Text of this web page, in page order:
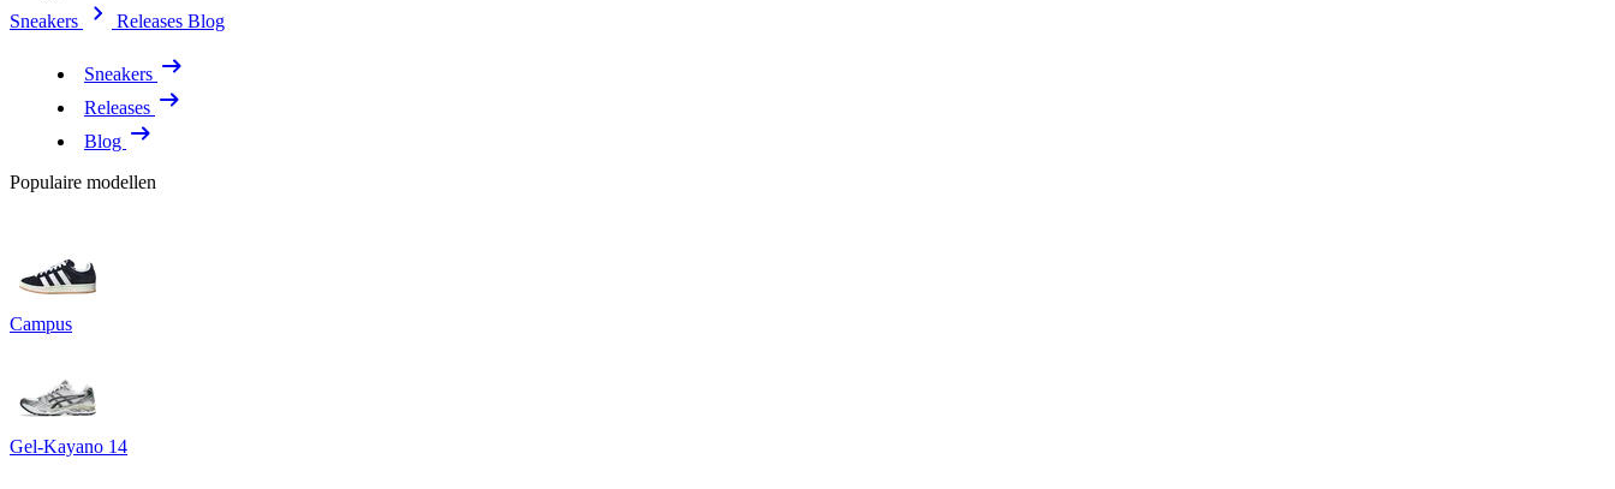
Sneakers
Releases Blog
Sneakers
Releases
Blog
Populaire modellen
Campus
Gel-Kayano 14